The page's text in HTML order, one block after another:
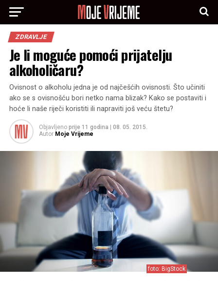
ZDRAVLJE
Je li moguće pomoći prijatelju
alkoholičaru?
Ovisnost o alkoholu jedna je od najčešćih ovisnosti. Što učiniti
ako se s ovisnošću bori netko nama blizak? Kako se postaviti i
hoće li naše riječi koristiti ili napraviti još veću štetu?
Objavljeno prije 11 godina
08. 05. 2015.
Autor Moje Vrijeme
foto: BigStock